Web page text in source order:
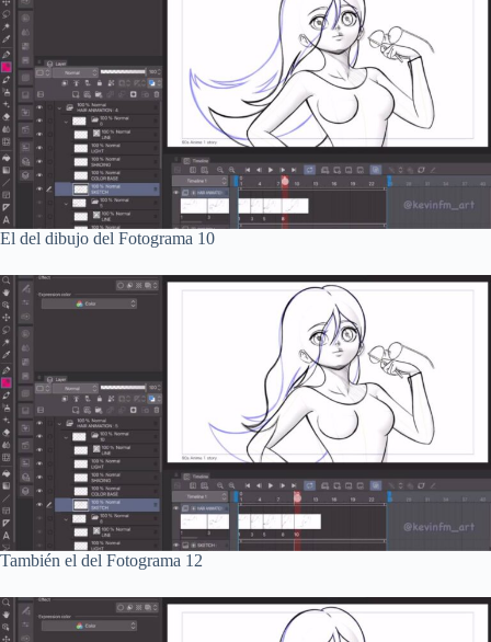
El del dibujo del Fotograma 10
También el del Fotograma 12